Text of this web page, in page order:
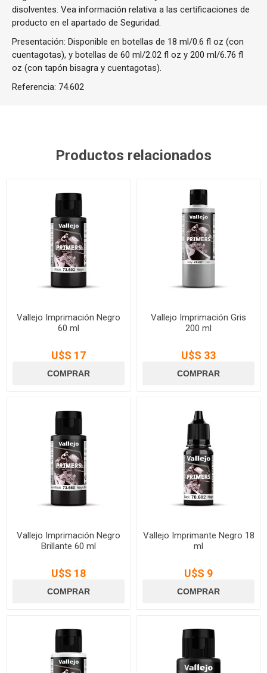
disolventes. Vea información relativa a las certificaciones de
producto en el apartado de Seguridad.
Presentación: Disponible en botellas de 18 ml/0.6 fl oz (con
cuentagotas), y botellas de 60 ml/2.02 fl oz y 200 ml/6.76 fl
oz (con tapón bisagra y cuentagotas).
Referencia: 74.602
Productos relacionados
Vallejo Imprimación Negro
60 ml
U$S 17
Vallejo Imprimación Gris
200 ml
U$S 33
Vallejo Imprimación Negro
Brillante 60 ml
U$S 18
Vallejo Imprimante Negro 18
ml
U$S 9